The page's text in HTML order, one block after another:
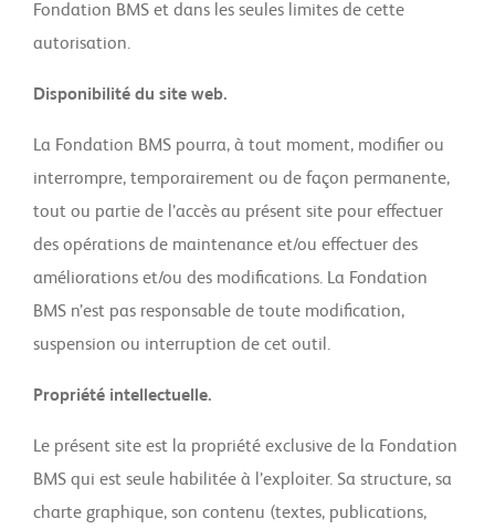
Fondation BMS et dans les seules limites de cette
autorisation.
Disponibilité du site web.
La Fondation BMS pourra, à tout moment, modifier ou
interrompre, temporairement ou de façon permanente,
tout ou partie de l’accès au présent site pour effectuer
des opérations de maintenance et/ou effectuer des
améliorations et/ou des modifications. La Fondation
BMS n’est pas responsable de toute modification,
suspension ou interruption de cet outil.
Propriété intellectuelle.
Le présent site est la propriété exclusive de la Fondation
BMS qui est seule habilitée à l’exploiter. Sa structure, sa
charte graphique, son contenu (textes, publications,